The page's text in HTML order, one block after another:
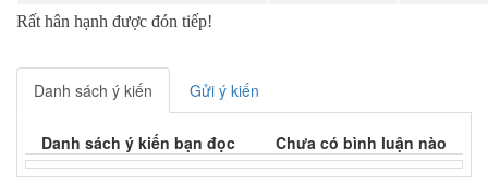
Rất hân hạnh được đón tiếp!